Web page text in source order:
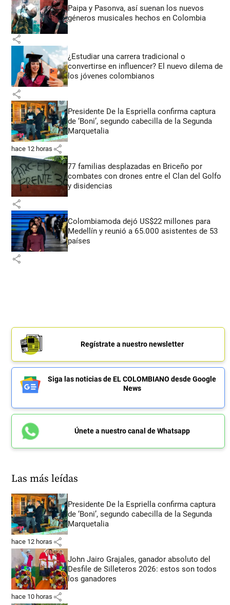
Paipa y Pasonva, así suenan los nuevos
géneros musicales hechos en Colombia
share
¿Estudiar una carrera tradicional o
convertirse en influencer? El nuevo dilema de
los jóvenes colombianos
share
Presidente De la Espriella confirma captura
de ‘Boni’, segundo cabecilla de la Segunda
Marquetalia
hace 12 horas share
77 familias desplazadas en Briceño por
combates con drones entre el Clan del Golfo
y disidencias
share
Colombiamoda dejó US$22 millones para
Medellín y reunió a 65.000 asistentes de 53
países
share
Regístrate a nuestro newsletter
Siga las noticias de EL COLOMBIANO desde Google
News
Únete a nuestro canal de Whatsapp
Las más leídas
Presidente De la Espriella confirma captura
de ‘Boni’, segundo cabecilla de la Segunda
Marquetalia
hace 12 horas share
John Jairo Grajales, ganador absoluto del
Desfile de Silleteros 2026: estos son todos
los ganadores
hace 10 horas share